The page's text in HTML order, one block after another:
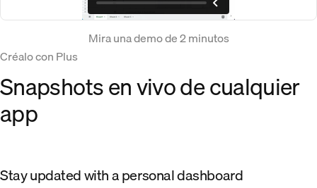
Mira una demo de 2 minutos
Créalo con Plus
Snapshots en vivo de cualquier
app
Stay updated with a personal dashboard